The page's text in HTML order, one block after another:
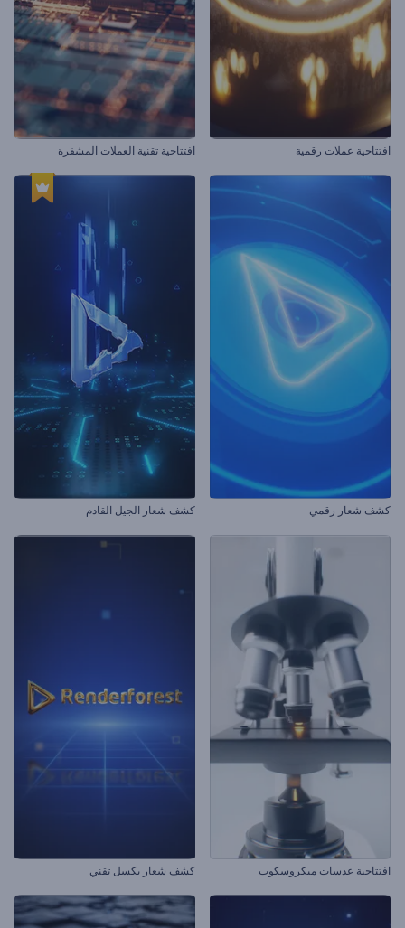
افتتاحية عملات رقمية افتتاحية تقنية العملات المشفرة
كشف شعار رقمي كشف شعار الجيل القادم
افتتاحية عدسات ميكروسكوب كشف شعار بكسل تقني